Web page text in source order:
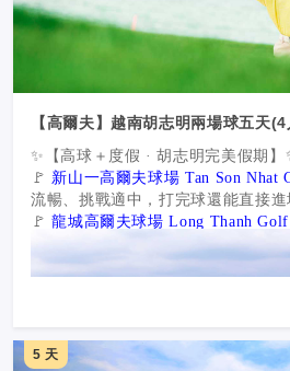
【高爾夫】越南胡志明兩場球五天
✨【高球＋度假 · 胡志明完美假期】
🚩 新山一高爾夫球場 Tan Son Nhat
流暢、挑戰適中，打完球還能直接
🚩龍城高爾夫球場 Long Thanh Golf
然球道，遠離塵囂，涼爽微風讓人
次滿足！
🏖 打球之餘，別錯過西貢河遊船、
5 天